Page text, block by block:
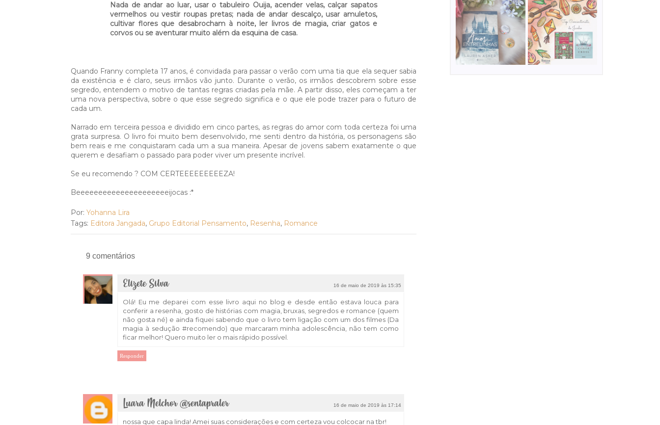
Nada de andar ao luar, usar o tabuleiro Ouija, acender velas, calçar sapatos
vermelhos ou vestir roupas pretas; nada de andar descalço, usar amuletos,
cultivar flores que desabrocham à noite, ler livros de magia, criar gatos e
corvos ou se aventurar muito além da esquina de casa.
Quando Franny completa 17 anos, é convidada para passar o verão com uma tia que ela sequer sabia
da existência e é claro, seus irmãos vão junto. Durante o verão, os irmãos descobrem sobre esse
segredo, entendem o motivo de tantas regras criadas pela mãe. A partir disso, eles começam a ter
uma nova perspectiva, sobre o que esse segredo significa e o que ele pode trazer para o futuro de
cada um.
Narrado em terceira pessoa e dividido em cinco partes, as regras do amor com toda certeza foi uma
grata surpresa. O livro foi muito bem desenvolvido, me senti dentro da história, os personagens são
bem reais e me conquistaram cada um a sua maneira. Apesar de jovens sabem exatamente o que
querem e desafiam o passado para poder viver um presente incrível.
Se eu recomendo ? COM CERTEEEEEEEEEZA!
Beeeeeeeeeeeeeeeeeeeeeijocas :*
Por: Yohanna Lira
Tags: Editora Jangada, Grupo Editorial Pensamento, Resenha, Romance
9 comentários
Elizete Silva 16 de maio de 2019 às 15:35
Olá! Eu me deparei com esse livro aqui no blog e desde então estava louca para
conferir a resenha, gosto de histórias com magia, bruxas, segredos e romance (quem
não gosta né) e ainda fiquei sabendo que o livro tem ligação com um dos filmes (Da
magia à sedução #recomendo) que marcaram minha adolescência, não tem como
ficar melhor! Quero muito ler o mais rápido possível.
Responder
Luara Melchor @sentapraler 16 de maio de 2019 às 17:14
nossa que capa linda! Amei suas considerações e com certeza vou colcocar na tbr!